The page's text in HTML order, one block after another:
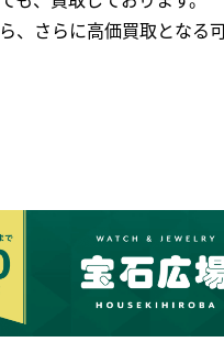
、さらに高価買取となる